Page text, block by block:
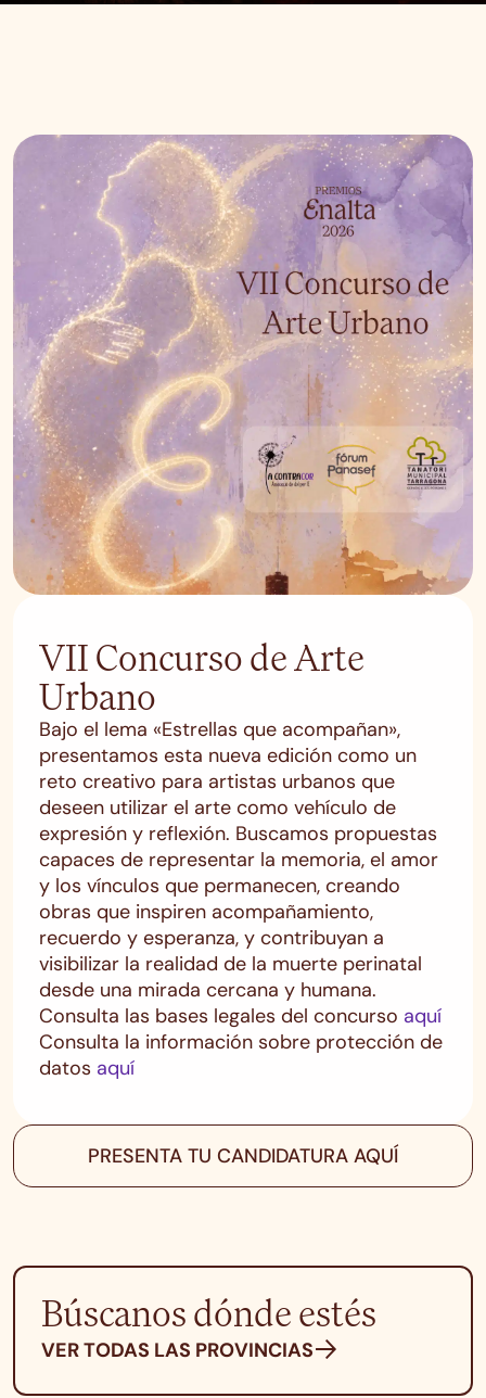
VII Concurso de Arte
Urbano
Bajo el lema «Estrellas que acompañan»,
presentamos esta nueva edición como un
reto creativo para artistas urbanos que
deseen utilizar el arte como vehículo de
expresión y reflexión. Buscamos propuestas
capaces de representar la memoria, el amor
y los vínculos que permanecen, creando
obras que inspiren acompañamiento,
recuerdo y esperanza, y contribuyan a
visibilizar la realidad de la muerte perinatal
desde una mirada cercana y humana.
Consulta las bases legales del concurso aquí
Consulta la información sobre protección de
datos aquí
PRESENTA TU CANDIDATURA AQUÍ
Búscanos dónde estés
VER TODAS LAS PROVINCIAS